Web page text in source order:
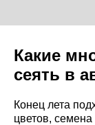
Какие
сеять в
Конец лета
цветов,